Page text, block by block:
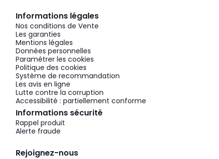
Informations légales
Nos conditions de Vente
Les garanties
Mentions légales
Données personnelles
Paramétrer les cookies
Politique des cookies
Système de recommandation
Les avis en ligne
Lutte contre la corruption
Accessibilité : partiellement conforme
Informations sécurité
Rappel produit
Alerte fraude
Rejoignez-nous